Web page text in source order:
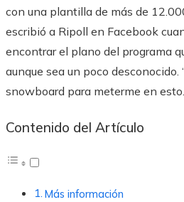
con una plantilla de más de
escribió a Ripoll en Facebook
encontrar el plano del programa
aunque sea un poco
snowboard para meterme en
Contenido del Artículo
Más información